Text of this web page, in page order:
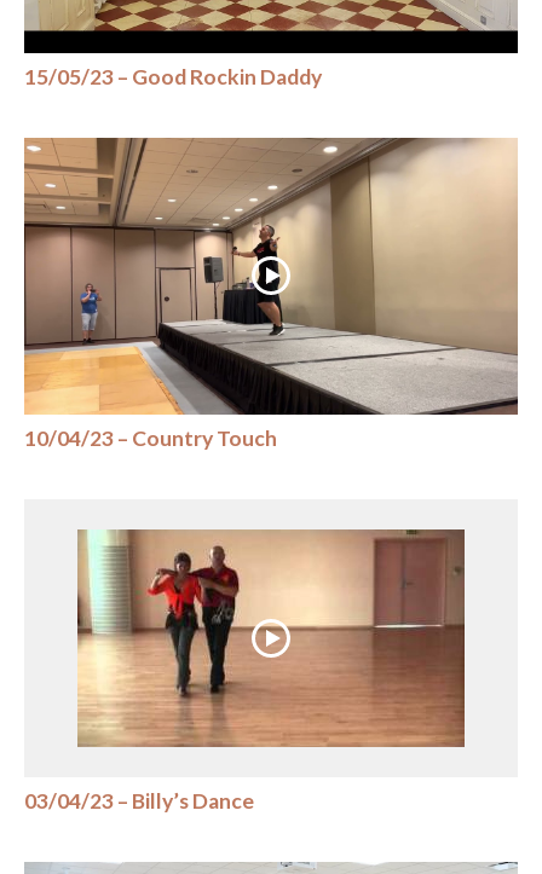
15/05/23 – Good Rockin Daddy
10/04/23 – Country Touch
03/04/23 – Billy’s Dance